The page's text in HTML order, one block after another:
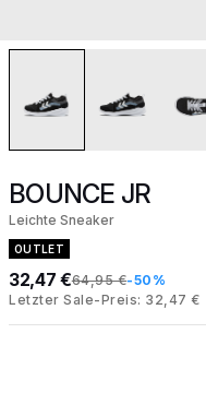
BOUNCE JR
Leichte Sneaker
OUTLET
32,47 €64,95 €-50%
Letzter Sale-Preis: 32,47 €